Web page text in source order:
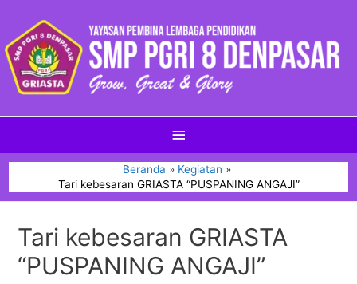
Beranda
Kegiatan
Tari kebesaran GRIASTA “PUSPANING ANGAJI”
Tari kebesaran GRIASTA
“PUSPANING ANGAJI”